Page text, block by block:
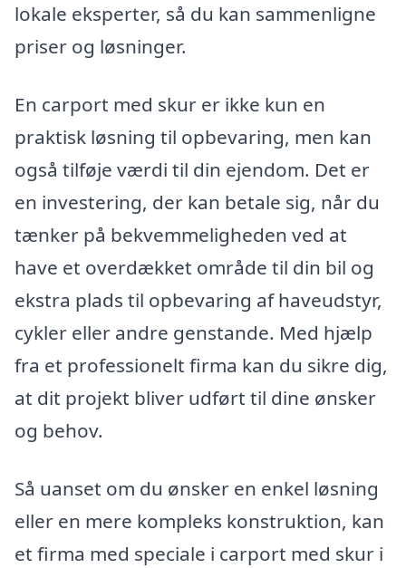
lokale eksperter, så du kan sammenligne
priser og løsninger.
En carport med skur er ikke kun en
praktisk løsning til opbevaring, men kan
også tilføje værdi til din ejendom. Det er
en investering, der kan betale sig, når du
tænker på bekvemmeligheden ved at
have et overdækket område til din bil og
ekstra plads til opbevaring af haveudstyr,
cykler eller andre genstande. Med hjælp
fra et professionelt firma kan du sikre dig,
at dit projekt bliver udført til dine ønsker
og behov.
Så uanset om du ønsker en enkel løsning
eller en mere kompleks konstruktion, kan
et firma med speciale i carport med skur i